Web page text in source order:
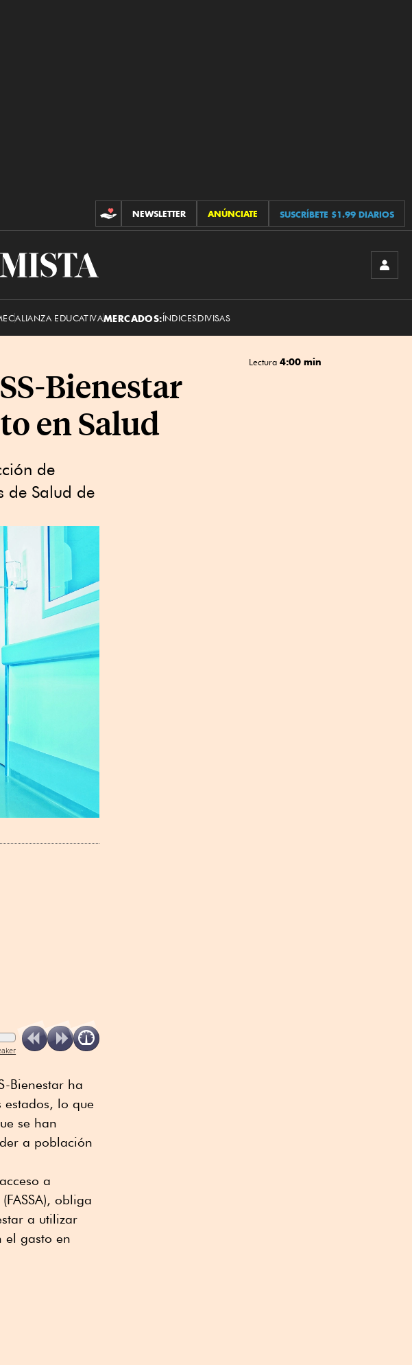
CONTRIBUCIONES
NEWSLETTER ANÚNCIATE SUSCRÍBETE $1.99 DIARIOS
ALIANZA EDUCATIVAMERCADOS:ÍNDICESDIVISAS
Lectura 4:00 min
Bienestar
en Salud
de
de Salud de
Bienestar ha
lo que
se han
a población
a
obliga
a utilizar
el gasto en